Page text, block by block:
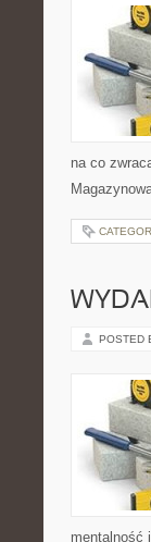
na co
POSTED
mentalność